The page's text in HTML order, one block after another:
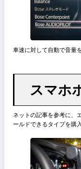
BOSE